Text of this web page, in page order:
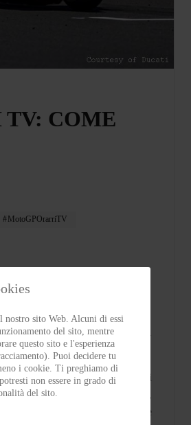
COME
MotoGPOrarriTV
non sono pochi i
Bagnaia. I due piloti ufficiali
concentrazione del risultato,
limite.
Pecco Bagnaia è invece
sito Web. Alcuni di essi
del sito, mentre
questo sito e l'esperienza
Puoi decidere tu
i cookie. Ti preghiamo di
non essere in grado di
del sito.